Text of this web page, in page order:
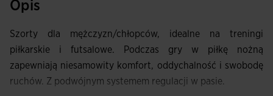
Opis
Szorty dla mężczyzn/chłopców, idealne na treningi
piłkarskie i futsalowe. Podczas gry w piłkę nożną
zapewniają niesamowity komfort, oddychalność i swobodę
ruchów. Z podwójnym systemem regulacji w pasie.